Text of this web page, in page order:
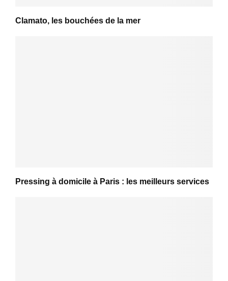
Clamato, les bouchées de la mer
Pressing à domicile à Paris : les meilleurs services